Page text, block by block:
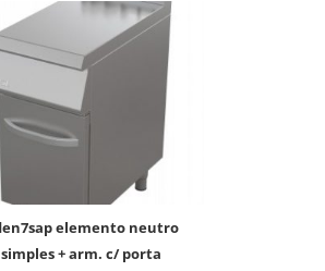
simples + arm. c/ porta